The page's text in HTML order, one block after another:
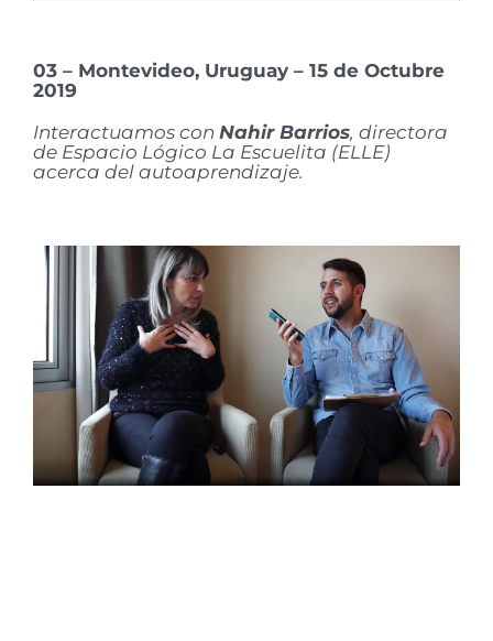
03 – Montevideo, Uruguay – 15 de Octubre
2019
Interactuamos con Nahir Barrios, directora
de Espacio Lógico La Escuelita (ELLE)
acerca del autoaprendizaje.